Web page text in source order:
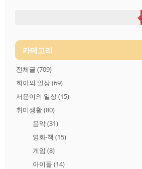
io Library 채널은 유튜브에서 개
니다. 유튜브의 공식 채널은 아닙
카테고리
전체글 (709)
희야의 일상(69)
서윤이의 일상(15)
취미생활(80)
음악(31)
영화·책 (15)
게임 (8)
아이돌 (14)